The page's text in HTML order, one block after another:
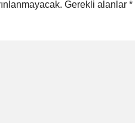
Gerekli alanlar *